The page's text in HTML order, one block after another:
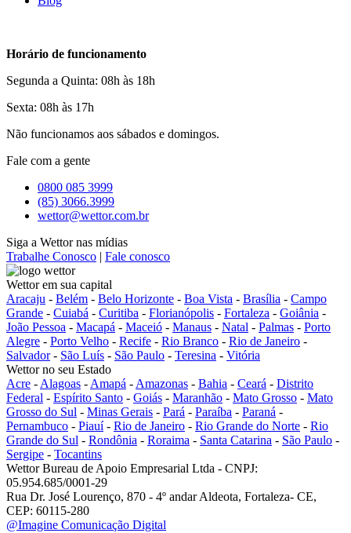
Horário de funcionamento
Segunda a Quinta: 08h às 18h
Sexta: 08h às 17h
Não funcionamos aos sábados e domingos.
Fale com a gente
0800 085 3999
(85) 3066.3999
wettor@wettor.com.br
Siga a Wettor nas mídias
Trabalhe Conosco | Fale conosco
Wettor em sua capital
Aracaju - Belém - Belo Horizonte - Boa Vista - Brasília - Campo
Grande - Cuiabá - Curitiba - Florianópolis - Fortaleza - Goiânia -
João Pessoa - Macapá - Maceió - Manaus - Natal - Palmas - Porto
Alegre - Porto Velho - Recife - Rio Branco - Rio de Janeiro -
Salvador- São Luís - São Paulo - Teresina - Vitória
Wettor no seu Estado
Acre - Alagoas - Amapá - Amazonas - Bahia - Ceará - Distrito
Federal - Espírito Santo - Goiás - Maranhão - Mato Grosso - Mato
Grosso do Sul - Minas Gerais - Pará - Paraíba - Paraná -
Pernambuco - Piauí- Rio de Janeiro - Rio Grande do Norte - Rio
Grande do Sul - Rondônia - Roraima - Santa Catarina - São Paulo -
Sergipe - Tocantins
Wettor Bureau de Apoio Empresarial Ltda - CNPJ:
05.954.685/0001-29
Rua Dr. José Lourenço, 870 - 4º andar Aldeota, Fortaleza- CE,
CEP: 60115-280
@Imagine Comunicação Digital